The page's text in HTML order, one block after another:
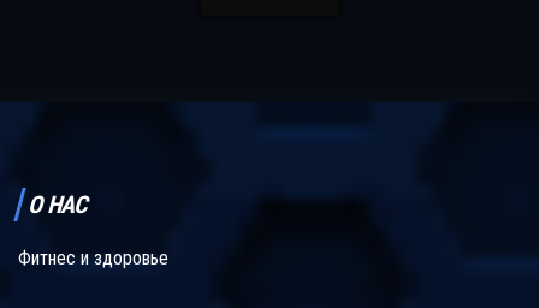
О НАС
Фитнес и здоровье